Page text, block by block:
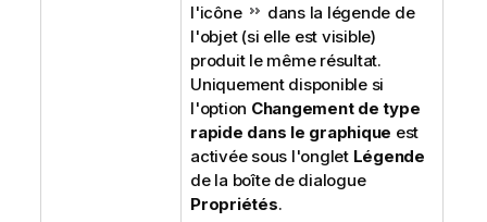
l'icône
dans la légende de
l'objet (si elle est visible)
produit le même résultat.
Uniquement disponible si
l'option Changement de type
rapide dans le graphique est
activée sous l'onglet Légende
de la boîte de dialogue
Propriétés.